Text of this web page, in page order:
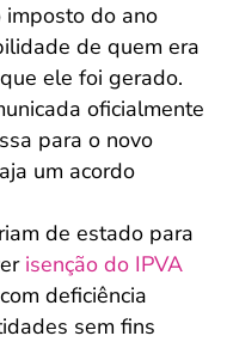
imposto do ano
de quem era
ele foi gerado.
oficialmente
para o novo
um acordo
de estado para
isenção do IPVA
deficiência
sem fins